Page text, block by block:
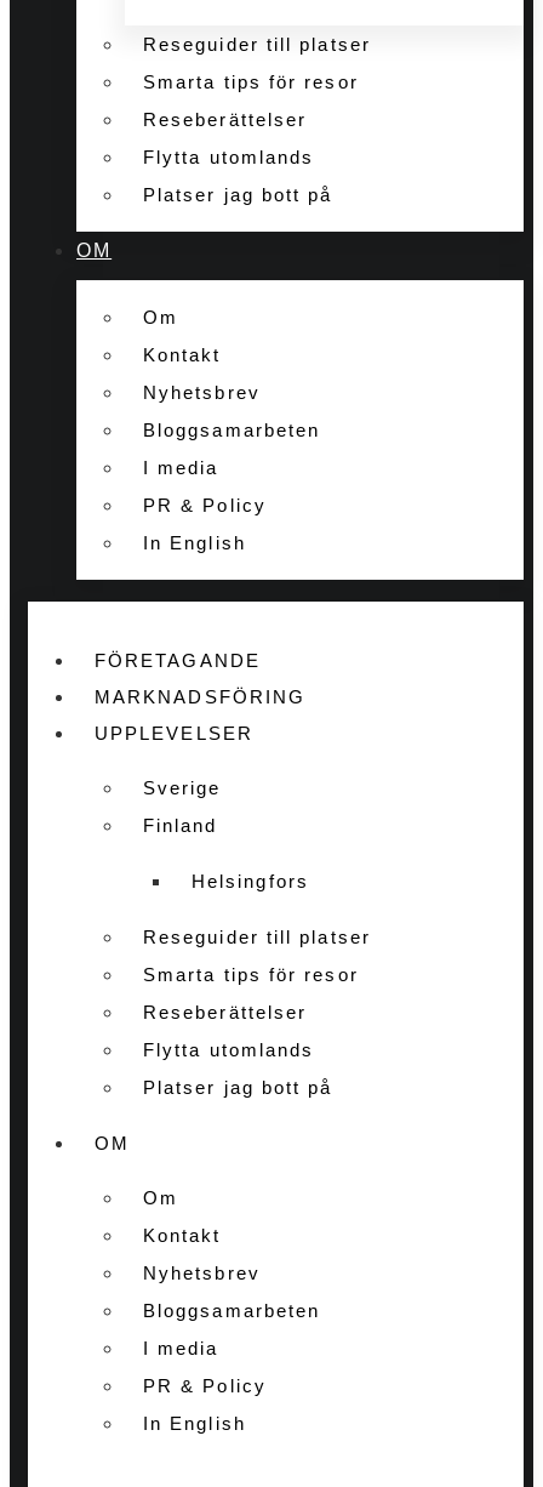
Reseguider till platser
Smarta tips för resor
Reseberättelser
Flytta utomlands
Platser jag bott på
OM
Om
Kontakt
Nyhetsbrev
Bloggsamarbeten
I media
PR & Policy
In English
FÖRETAGANDE
MARKNADSFÖRING
UPPLEVELSER
Sverige
Finland
Helsingfors
Reseguider till platser
Smarta tips för resor
Reseberättelser
Flytta utomlands
Platser jag bott på
OM
Om
Kontakt
Nyhetsbrev
Bloggsamarbeten
I media
PR & Policy
In English